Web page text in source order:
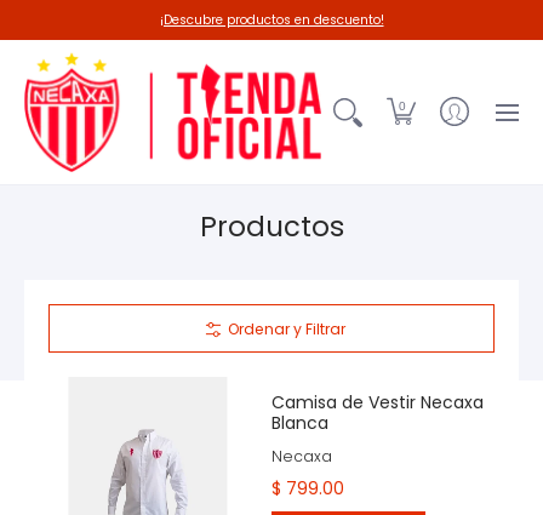
Línea 26-27 Deadpool-Necaxa
¡Descubre productos en descuento!
0
Productos
Ordenar y Filtrar
Camisa de Vestir Necaxa
Blanca
Necaxa
$ 799.00